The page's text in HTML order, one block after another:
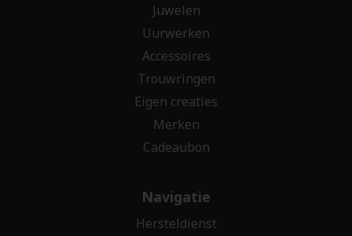
Juwelen
Uurwerken
Accessoires
Trouwringen
Eigen creaties
Merken
Cadeaubon
Navigatie
Hersteldienst